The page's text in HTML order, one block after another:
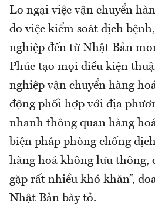
Lo ngại việc vận chuyển
do việc kiểm soát dịch
nghiệp đến từ Nhật Bản
Phúc tạo mọi điều kiện
nghiệp vận chuyển hàng
động phối hợp với địa
nhanh thông quan hàng
biện pháp phòng chống
hàng hoá không lưu thông,
gặp rất nhiều khó khăn”,
Nhật Bản bày tỏ.